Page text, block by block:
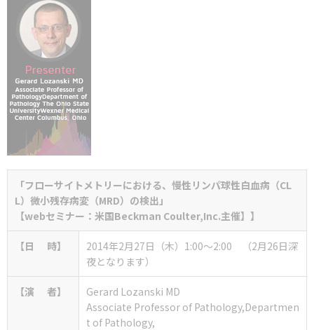
「フローサイトメトリーにおける、慢性リンパ球性白血病（CL
L）微小残存病変（MRD）の検出」
【webセミナー：米国Beckman Coulter,Inc.主催】】
【日 時】
2014年2月27日（木）1:00～2:00 （2月26日深
夜となります）
【演 者】
Gerard Lozanski MD
Associate Professor of Pathology,Departmen
t of Pathology,